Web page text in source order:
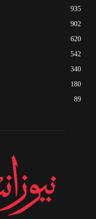
935
902
620
542
340
180
89